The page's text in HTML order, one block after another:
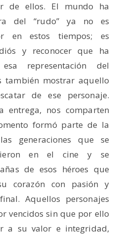
de ellos. El mundo ha
del “rudo” ya no es
en estos tiempos; es
y reconocer que ha
representación del
también mostrar aquello
de ese personaje.
entrega, nos comparten
formó parte de la
generaciones que se
en el cine y se
de esos héroes que
corazón con pasión y
Aquellos personajes
vencidos sin que por ello
a su valor e integridad,